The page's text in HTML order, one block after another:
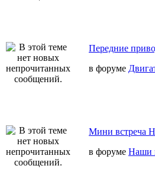
Передние
в форуме
Мини встреча
в форуме Наши